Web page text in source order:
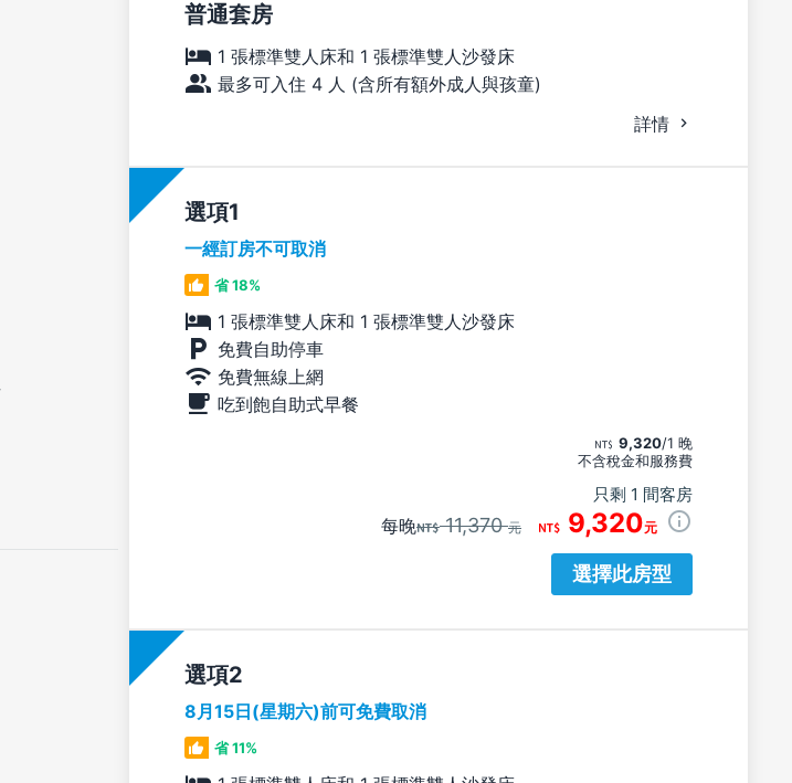
普通套房
1 張標準雙人床和 1 張標準雙人沙發床
最多可入住 4 人 (含所有額外成人與孩童)
詳情
選項
一經訂房不可取消
省 18%
1 張標準雙人床和 1 張標準雙人沙發床
免費自助停車
免費無線上網
吃到飽自助式早餐
9,320/1 晚
不含稅金和服務費
只剩 1 間客房
每晚 11,370元 9,320元
選擇此房型
選項
8月15日(星期六)前可免費取消
省 11%